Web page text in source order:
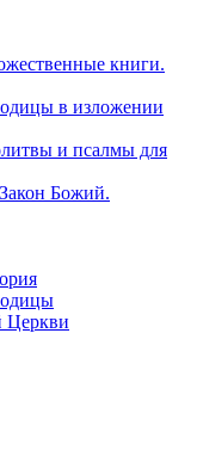
книги.
в изложении
и псалмы для
Божий.
Церкви